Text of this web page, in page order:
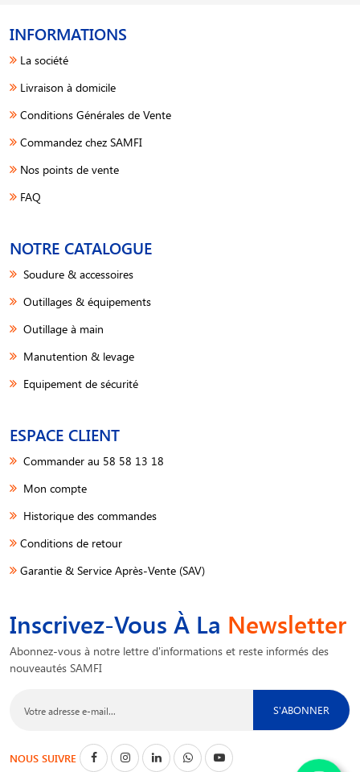
INFORMATIONS
La société
Livraison à domicile
Conditions Générales de Vente
Commandez chez SAMFI
Nos points de vente
FAQ
NOTRE CATALOGUE
Soudure & accessoires
Outillages & équipements
Outillage à main
Manutention & levage
Equipement de sécurité
ESPACE CLIENT
Commander au 58 58 13 18
Mon compte
Historique des commandes
Conditions de retour
Garantie & Service Après-Vente (SAV)
Inscrivez-Vous À La Newsletter
Abonnez-vous à notre lettre d'informations et reste informés des
nouveautés SAMFI
S'ABONNER
NOUS SUIVRE